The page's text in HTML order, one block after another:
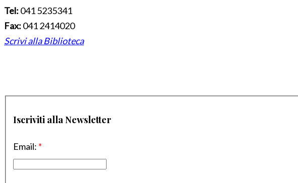
Tel: 041 5235341
Fax: 041 2414020
Scrivi alla Biblioteca
Iscriviti alla Newsletter
Email: *